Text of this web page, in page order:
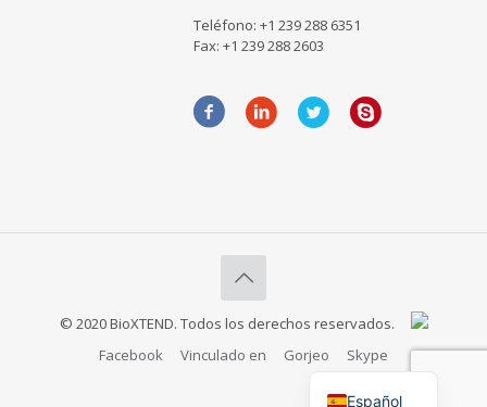
Teléfono: +1 239 288 6351
Fax: +1 239 288 2603
© 2020 BioXTEND. Todos los derechos reservados.
Facebook
Vinculado en Gorjeo Skype
Español
English
Français